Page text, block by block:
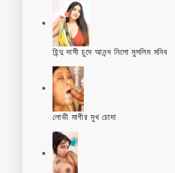
হিন্দু দাসী চুদে আনন্দ নিলো মুসলিম মনিব
লোভী মাগীর মুখ চোদা